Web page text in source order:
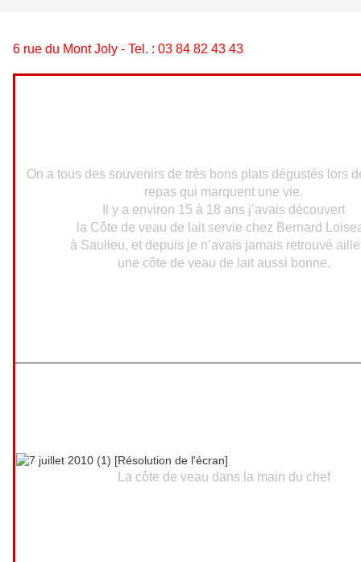
6 rue du Mont Joly - Tel. : 03 84 82 43 43
On a tous des souvenirs de très bons plats dégustés lors
repas qui marquent une vie.
Il y a environ 15 à 18 ans j’avais découvert
la Côte de veau de lait servie chez Bernard
à Saulieu, et depuis je n’avais jamais retrouvé
une côte de veau de lait aussi bonne.
La côte de veau dans la main du chef